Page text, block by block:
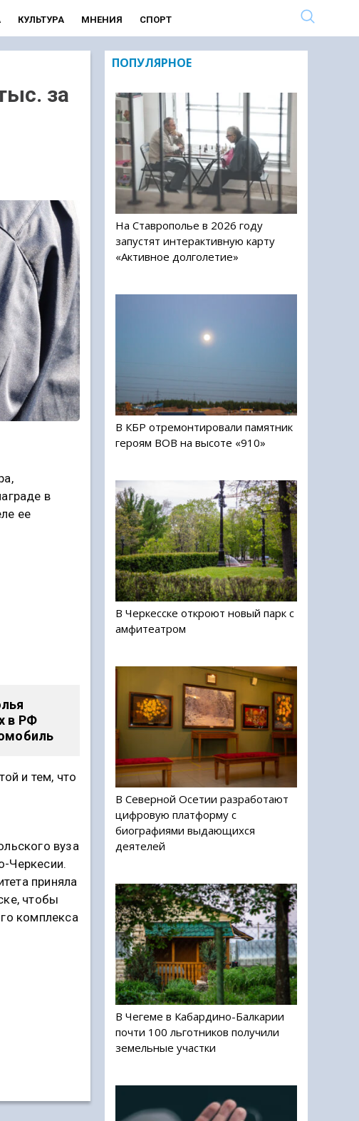
КУЛЬТУРА МНЕНИЯ СПОРТ
за
в
ее
в РФ
и тем, что
вуза
Черкесии.
приняла
чтобы
комплекса
ПОПУЛЯРНОЕ
На Ставрополье в 2026 году
запустят интерактивную карту
«Активное долголетие»
В КБР отремонтировали памятник
героям ВОВ на высоте «910»
В Черкесске откроют новый парк с
амфитеатром
В Северной Осетии разработают
цифровую платформу с
биографиями выдающихся
деятелей
В Чегеме в Кабардино-Балкарии
почти 100 льготников получили
земельные участки